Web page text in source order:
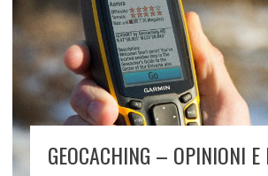
GEOCACHING – OPINIONI E